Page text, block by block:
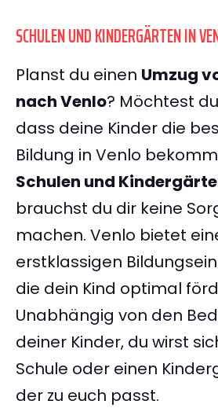
SCHULEN UND KINDERGÄRTEN IN
Planst du einen Umzug
nach Venlo? Möchtest
dass deine Kinder die
Bildung in Venlo
Schulen und
brauchst du dir keine
machen. Venlo bietet
erstklassigen
die dein Kind optimal
Unabhängig von den
deiner Kinder, du wirst
Schule oder einen
der zu euch passt.